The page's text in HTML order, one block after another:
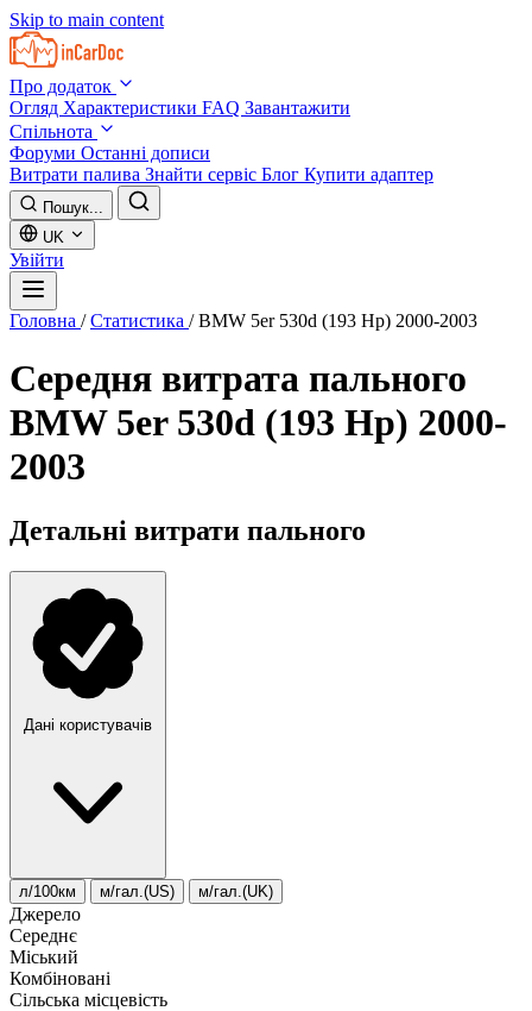
Skip to main content
Про додаток
Огляд Характеристики FAQ Завантажити
Спільнота
Форуми Останні дописи
Витрати палива Знайти сервіс Блог Купити адаптер
Пошук...
UK
Увійти
Головна / Статистика / BMW 5er 530d (193 Hp) 2000-2003
Середня витрата пального
BMW 5er 530d (193 Hp) 2000-
2003
Детальні витрати пального
Дані користувачів
л/100км м/гал.(US) м/гал.(UK)
Джерело
Середнє
Міський
Комбіновані
Сільська місцевість